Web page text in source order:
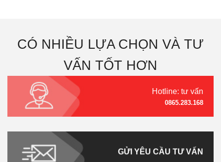
CÓ NHIỀU LỰA CHỌN VÀ TƯ
VẤN TỐT HƠN
Hotline: tư vấn
0865.283.168
GỬI YÊU CẦU TƯ VẤN